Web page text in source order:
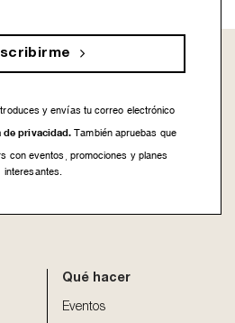
y envías tu correo electrónico
privacidad. También apruebas que
con eventos, promociones y planes
interesantes.
Qué hacer
Eventos